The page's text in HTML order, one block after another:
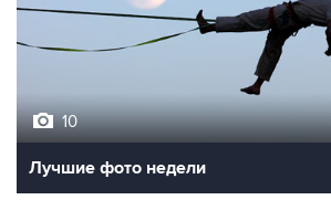
10
Лучшие фото недели